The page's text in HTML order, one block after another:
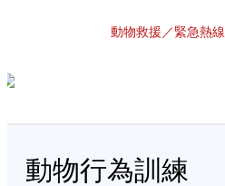
動物救援／緊急熱線
動物行為訓練